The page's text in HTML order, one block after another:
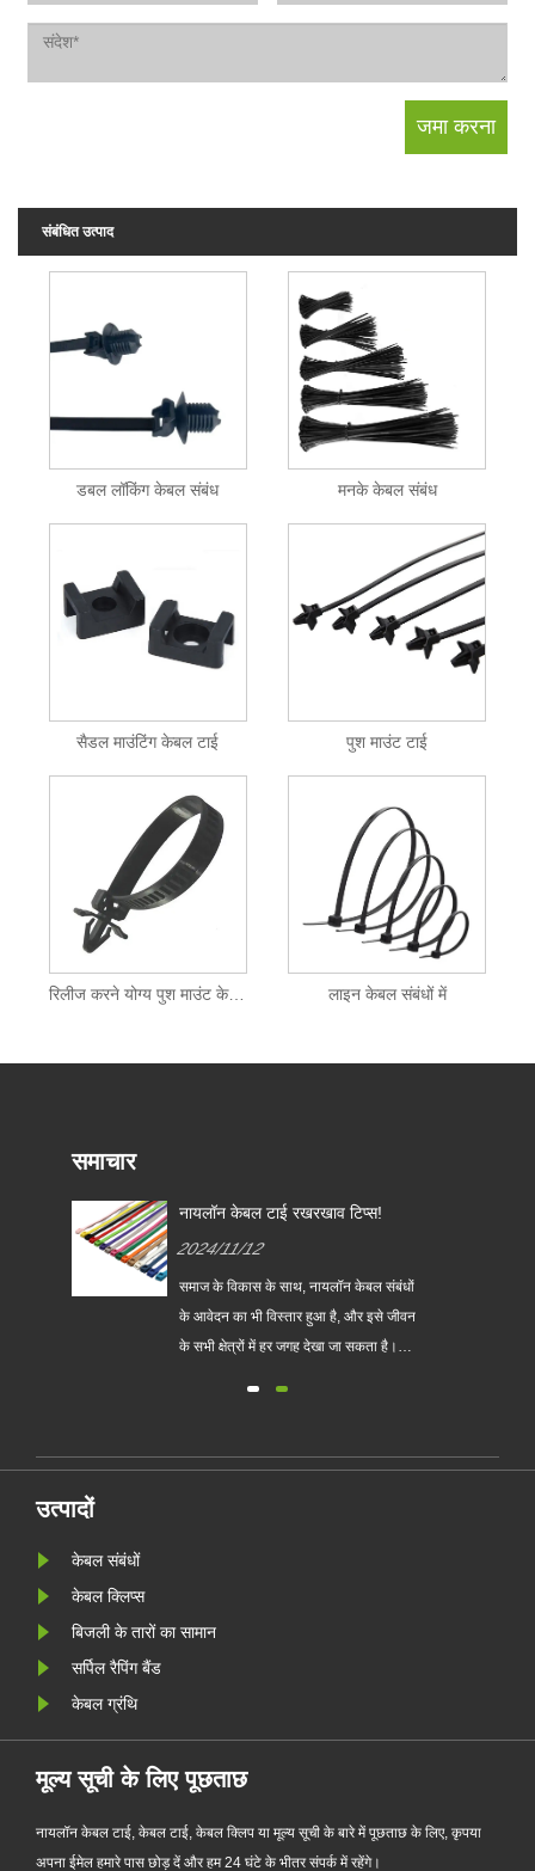
संबंधित उत्पाद
डबल लॉकिंग केबल संबंध मनके केबल संबंध
सैडल माउंटिंग केबल टाई पुश माउंट टाई
रिलीज करने योग्य पुश माउंट केबल टाई लाइन केबल संबंधों में
समाचार
नायलॉन केबल टाई रखरखाव टिप्स!
2024/11/12
समाज के विकास के साथ, नायलॉन केबल संबंधों
के आवेदन का भी विस्तार हुआ है, और इसे जीवन
के सभी क्षेत्रों में हर जगह देखा जा सकता है।
आवश्यकता होती है। यहाँ आपके लिए कुछ ......
उत्पादों
केबल संबंधों
केबल क्लिप्स
बिजली के तारों का सामान
सर्पिल रैपिंग बैंड
केबल ग्रंथि
मूल्य सूची के लिए पूछताछ
नायलॉन केबल टाई, केबल टाई, केबल क्लिप या मूल्य सूची के बारे में पूछताछ के लिए, कृपया
अपना ईमेल हमारे पास छोड़ दें और हम 24 घंटे के भीतर संपर्क में रहेंगे।